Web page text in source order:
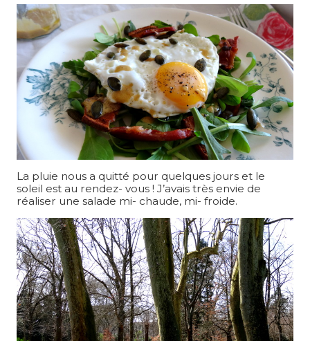
La pluie nous a quitté pour quelques jours et le
soleil est au rendez- vous ! J’avais très envie de
réaliser une salade mi- chaude, mi- froide.